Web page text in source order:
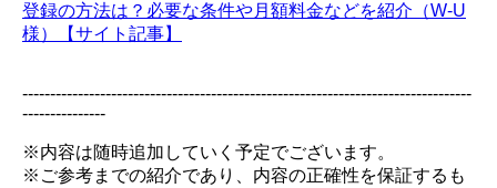
登録の方法は？必要な条件や月額料金などを紹介（W-U
様）【サイト記事】
---------------------------------------------------------------------------------
---------------
※内容は随時追加していく予定でございます。
※ご参考までの紹介であり、内容の正確性を保証するも